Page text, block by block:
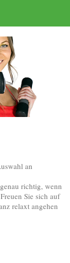
an
richtig, wenn
Sie sich auf
relaxt angehen